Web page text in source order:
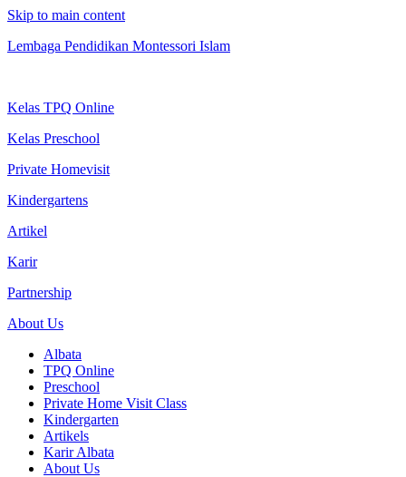
Skip to main content
Lembaga Pendidikan Montessori Islam
Kelas TPQ Online
Kelas Preschool
Private Homevisit
Kindergartens
Artikel
Karir
Partnership
About Us
Albata
TPQ Online
Preschool
Private Home Visit Class
Kindergarten
Artikels
Karir Albata
About Us